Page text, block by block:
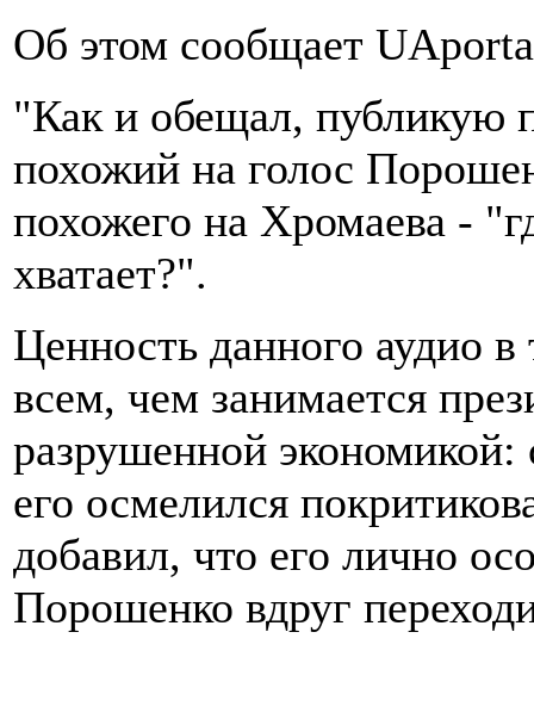
Об этом сообщает
"Как и обещал, публикую
похожий на голос
похожего на Хромаева -
хватает?".
Ценность данного аудио
всем, чем занимается
разрушенной
его осмелился
добавил, что его лично
Порошенко вдруг